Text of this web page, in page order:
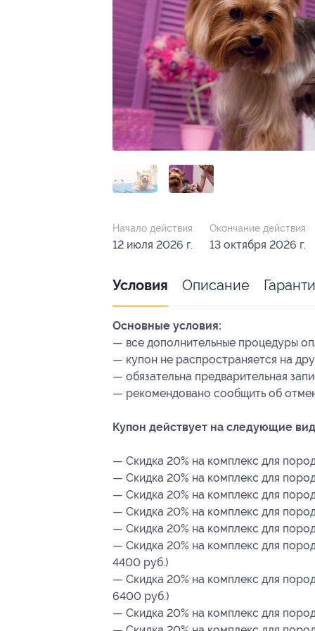
Начало действия
12 июля 2026 г.
Окончание действия
13 октября 2026 г.
Условия Описание
Основные условия:
— все дополнительные процедуры
— купон не распространяется на
— обязательна предварительная
— рекомендовано сообщить об
Купон действует на следующие
— Скидка 20% на комплекс для
— Скидка 20% на комплекс для
— Скидка 20% на комплекс для
— Скидка 20% на комплекс для
— Скидка 20% на комплекс для
— Скидка 20% на комплекс для
4400 руб.)
— Скидка 20% на комплекс для
6400 руб.)
— Скидка 20% на комплекс для